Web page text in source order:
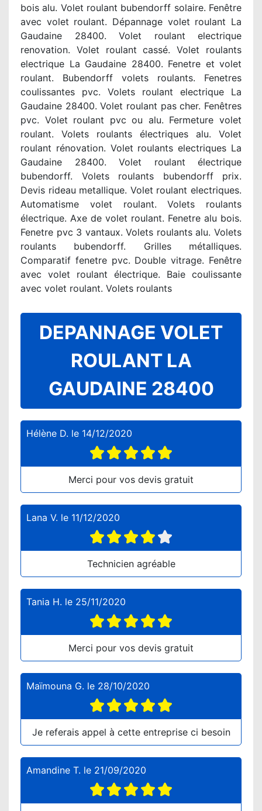
bois alu. Volet roulant bubendorff solaire. Fenêtre
avec volet roulant. Dépannage volet roulant La
Gaudaine 28400. Volet roulant electrique
renovation. Volet roulant cassé. Volet roulants
electrique La Gaudaine 28400. Fenetre et volet
roulant. Bubendorff volets roulants. Fenetres
coulissantes pvc. Volets roulant electrique La
Gaudaine 28400. Volet roulant pas cher. Fenêtres
pvc. Volet roulant pvc ou alu. Fermeture volet
roulant. Volets roulants électriques alu. Volet
roulant rénovation. Volet roulants electriques La
Gaudaine 28400. Volet roulant électrique
bubendorff. Volets roulants bubendorff prix.
Devis rideau metallique. Volet roulant electriques.
Automatisme volet roulant. Volets roulants
électrique. Axe de volet roulant. Fenetre alu bois.
Fenetre pvc 3 vantaux. Volets roulants alu. Volets
roulants bubendorff. Grilles métalliques.
Comparatif fenetre pvc. Double vitrage. Fenêtre
avec volet roulant électrique. Baie coulissante
avec volet roulant. Volets roulants
DEPANNAGE VOLET
ROULANT LA
GAUDAINE 28400
Hélène D. le 14/12/2020
Merci pour vos devis gratuit
Lana V. le 11/12/2020
Technicien agréable
Tania H. le 25/11/2020
Merci pour vos devis gratuit
Maïmouna G. le 28/10/2020
Je referais appel à cette entreprise ci besoin
Amandine T. le 21/09/2020